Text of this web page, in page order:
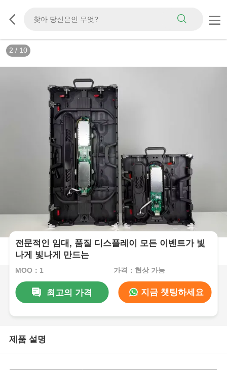
3 / 10
전문적인 임대, 품질 디스플레이 모든 이벤트가 빛
나게 빛나게 만드는
MOQ：1 가격：협상 가능
최고의 가격 지금 챗팅하세요
제품 설명